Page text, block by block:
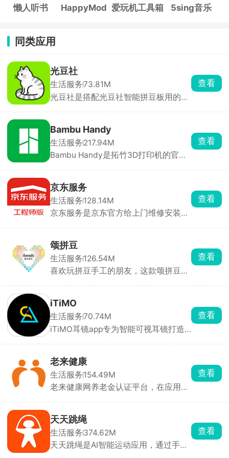
懒人听书 HappyMod 爱玩机工具箱 5sing音乐
同类应用
光豆社
生活服务73.81M
光豆社是搭配光豆社智能拼豆板用的配
图，软件一键转成拼豆图纸。选好颜色
之后，拼豆板对应位置直接亮灯，照着
亮光放豆子就行，不用对照图纸一点点
数行列，复杂多色大图制作速度直接翻
查看
Bambu Handy
生活服务217.94M
Bambu Handy是拓竹3D打印机的官方
STL。打印结束后自动生成15s缩时短
片，可直接保存到相册。同一账号可绑
定多台打印机，实时查看剩余耗材、打
印进度。打印完成、耗材耗尽、温度异
查看
京东服务
生活服务128.14M
京东服务是京东官方给上门维修安装师
作，还有人脸识别和定位防作弊。能推
广延保拿提成，还能在线培训考试，是
京东上门服务的专用工具。
查看
颂拼豆
生活服务126.54M
喜欢玩拼豆手工的朋友，这款颂拼豆绝
准色号，直接算出每种颜色豆子要用多
少颗。手里豆子颜色不够能直接合并相
近色彩、一键替换缺的色号，还能开启
颜色高亮模式，做手工的时候对应格子
查看
iTiMO
生活服务70.74M
iTiMO耳镜app专为智能可视耳镜打造
高清预览来自耳镜微型摄像头的画面。
软件不仅能满足日常居家耳道清洁查看
需求，更可便捷地用于耳鼻口等部位的
精细化检查。
查看
老来健康
生活服务154.49M
老来健康网养老金认证平台，在应用中
老金申请效率，无需亲自前往社保机
构，在手机上就能领取养老金，在享受
社保待遇时的方便与安全。
查看
天天跳绳
生活服务374.62M
天天跳绳是AI智能运动应用，通过手机
查看